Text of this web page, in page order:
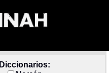
Diccionarios: